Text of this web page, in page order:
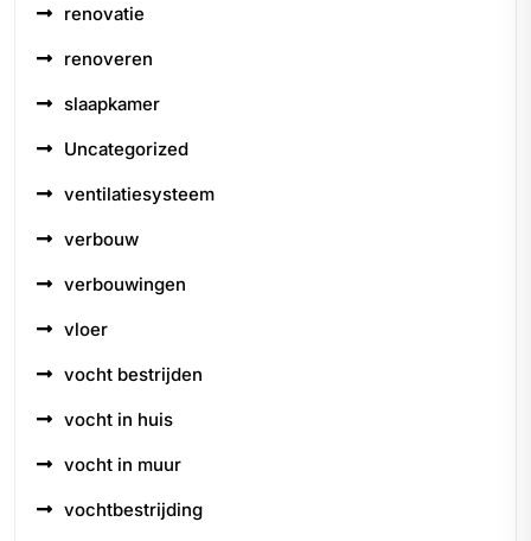
renovatie
renoveren
slaapkamer
Uncategorized
ventilatiesysteem
verbouw
verbouwingen
vloer
vocht bestrijden
vocht in huis
vocht in muur
vochtbestrijding